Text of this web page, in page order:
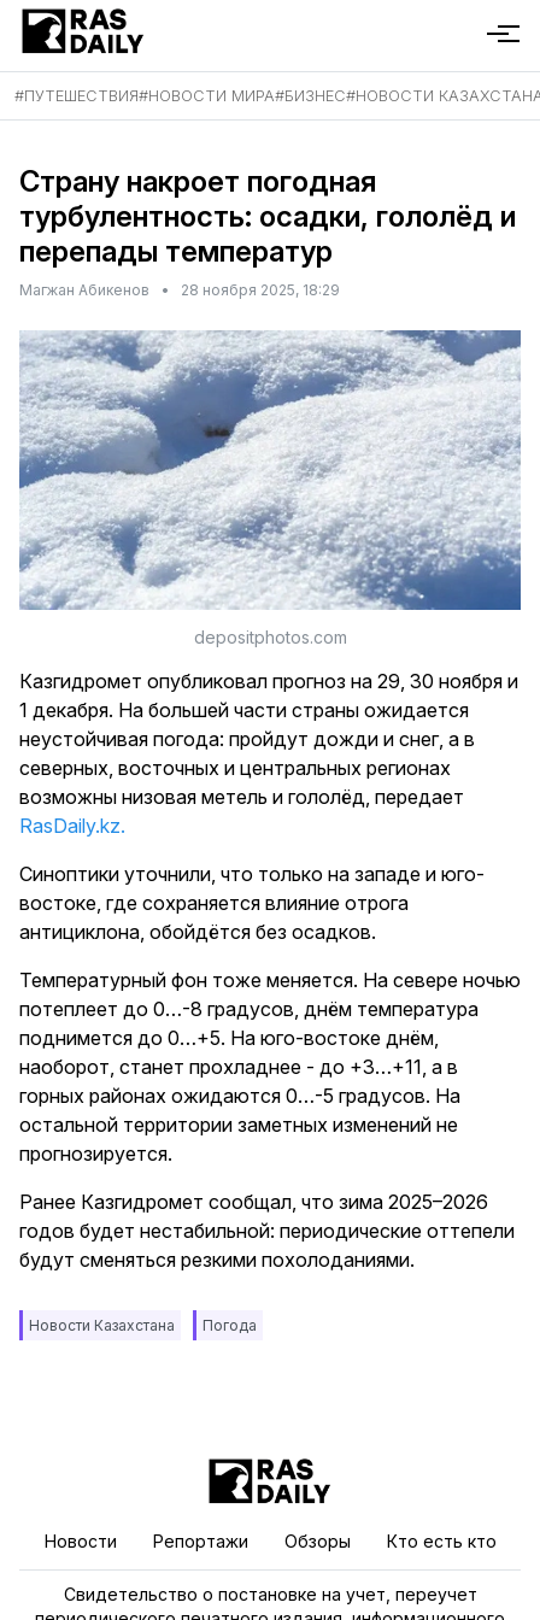
#ПУТЕШЕСТВИЯ#НОВОСТИ МИРА#БИЗНЕС#НОВОСТИ
Страну накроет погодная
турбулентность: осадки, гололёд и
перепады температур
Магжан Абикенов • 28 ноября 2025, 18:29
depositphotos.com
Казгидромет опубликовал прогноз на 29, 30 ноября и
1 декабря. На большей части страны ожидается
неустойчивая погода: пройдут дожди и снег, а в
северных, восточных и центральных регионах
возможны низовая метель и гололёд, передает
RasDaily.kz.
Синоптики уточнили, что только на западе и юго-
востоке, где сохраняется влияние отрога
антициклона, обойдётся без осадков.
Температурный фон тоже меняется. На севере ночью
потеплеет до 0…-8 градусов, днём температура
поднимется до 0…+5. На юго-востоке днём,
наоборот, станет прохладнее - до +3…+11, а в
горных районах ожидаются 0…-5 градусов. На
остальной территории заметных изменений не
прогнозируется.
Ранее Казгидромет сообщал, что зима 2025–2026
годов будет нестабильной: периодические оттепели
будут сменяться резкими похолоданиями.
Новости Казахстана Погода
Новости Репортажи Обзоры Кто есть кто
Свидетельство о постановке на учет, переучет